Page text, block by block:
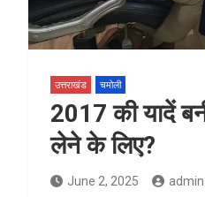
उत्तराखंड चमोली
2017 की यादें
लेने के लिए?
June 2, 2025 admin